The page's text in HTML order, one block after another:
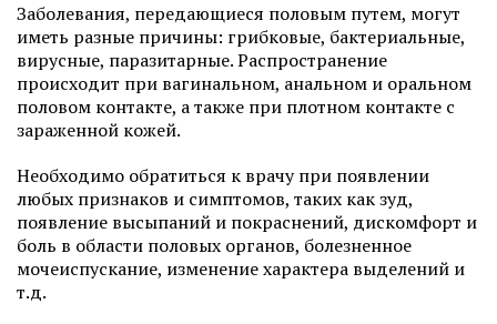
Заболевания, передающиеся половым путем, могут
иметь разные причины: грибковые, бактериальные,
вирусные, паразитарные. Распространение
происходит при вагинальном, анальном и оральном
половом контакте, а также при плотном контакте с
зараженной кожей.
Необходимо обратиться к врачу при появлении
любых признаков и симптомов, таких как зуд,
появление высыпаний и покраснений, дискомфорт и
боль в области половых органов, болезненное
мочеиспускание, изменение характера выделений и
т.д.